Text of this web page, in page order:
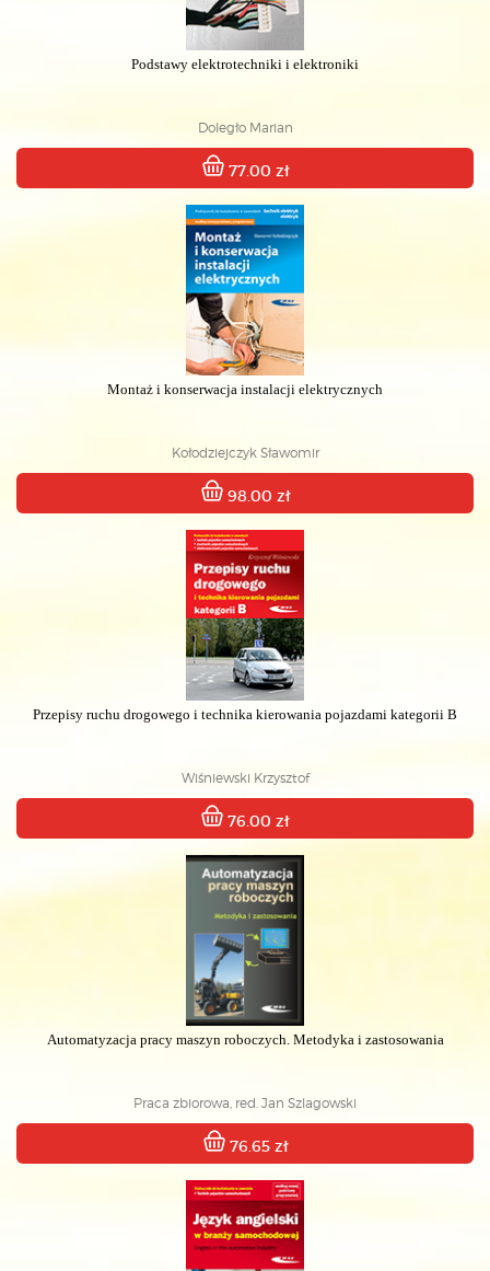
Podstawy elektrotechniki i elektroniki
Doległo Marian
77.00 zł
Montaż i konserwacja instalacji elektrycznych
Kołodziejczyk Sławomir
98.00 zł
Przepisy ruchu drogowego i technika kierowania pojazdami kategorii B
Wiśniewski Krzysztof
76.00 zł
Automatyzacja pracy maszyn roboczych. Metodyka i zastosowania
Praca zbiorowa, red. Jan Szlagowski
76.65 zł